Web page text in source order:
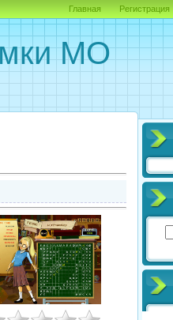
МО
Главная Регистрация